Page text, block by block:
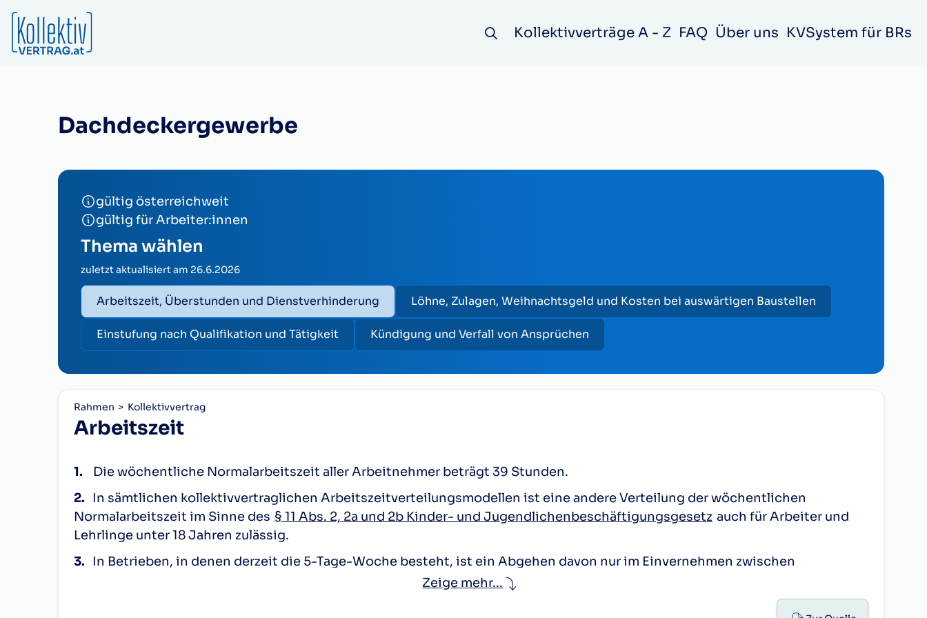
Kollektivverträge A - Z FAQ Über uns KVSystem für BRs
Dachdeckergewerbe
gültig österreichweit
gültig für Arbeiter:innen
Thema wählen
zuletzt aktualisiert am 26.6.2026
Arbeitszeit, Überstunden und Dienstverhinderung Löhne, Zulagen, Weihnachtsgeld und Kosten bei auswärtigen Baustellen
Einstufung nach Qualifikation und Tätigkeit Kündigung und Verfall von Ansprüchen
Rahmen Kollektivvertrag
Arbeitszeit
1.
Die wöchentliche Normalarbeitszeit aller Arbeitnehmer beträgt 39 Stunden.
2.
In sämtlichen kollektivvertraglichen Arbeitszeitverteilungsmodellen ist eine andere Verteilung der wöchentlichen
Normalarbeitszeit im Sinne des § 11 Abs. 2, 2a und 2b Kinder- und Jugendlichenbeschäftigungsgesetz auch für Arbeiter und
Lehrlinge unter 18 Jahren zulässig.
3.
In Betrieben, in denen derzeit die 5-Tage-Woche besteht, ist ein Abgehen davon nur im Einvernehmen zwischen
Betriebsleitung und Betriebsrat, dort wo kein Betriebsrat besteht, im Einvernehmen mit den Arbeitnehmern möglich.
In den Monaten November bis März kann die wöchentliche Arbeitszeit im Einvernehmen mit dem Betriebsrat, in
Zeige mehr...